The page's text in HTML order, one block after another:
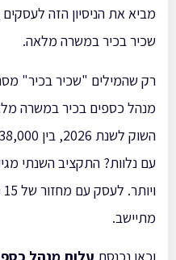
מביא את הניסיון הזה
שכיר בכיר במשרה מלאה.
רק שהמילים "שכיר בכיר"
מנהל כספים בכיר במשרה
מתיישב.
וכאן נכנסת עלות מנהל